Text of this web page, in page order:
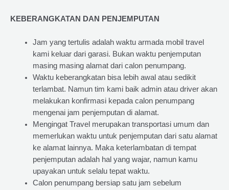
KEBERANGKATAN DAN PENJEMPUTAN
Jam yang tertulis adalah waktu armada mobil travel
kami keluar dari garasi. Bukan waktu penjemputan
masing masing alamat dari calon penumpang.
Waktu keberangkatan bisa lebih awal atau sedikit
terlambat. Namun tim kami baik admin atau driver akan
melakukan konfirmasi kepada calon penumpang
mengenai jam penjemputan di alamat.
Mengingat Travel merupakan transportasi umum dan
memerlukan waktu untuk penjemputan dari satu alamat
ke alamat lainnya. Maka keterlambatan di tempat
penjemputan adalah hal yang wajar, namun kamu
upayakan untuk selalu tepat waktu.
Calon penumpang bersiap satu jam sebelum